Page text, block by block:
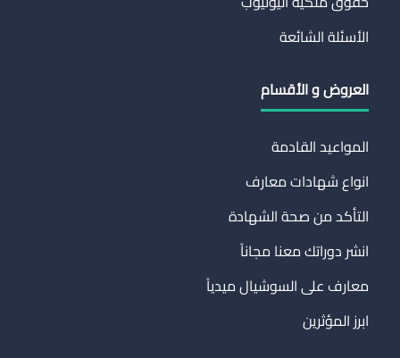
الأسئلة الشائعة
العروض و الأقسام
المواعيد القادمة
انواع شهادات معارف
التأكد من صحة الشهادة
انشر دوراتك معنا مجاناً
معارف على السوشيال ميدياً
ابرز المؤثرين